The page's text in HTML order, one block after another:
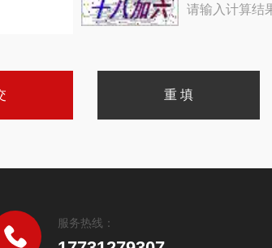
请输入计算结
服务热线：